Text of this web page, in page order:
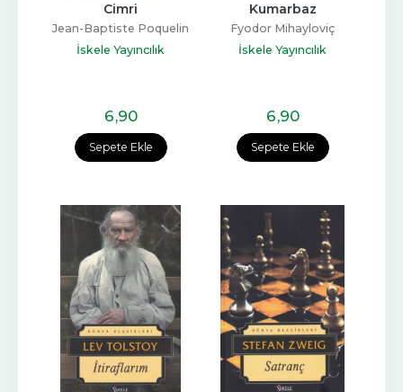
Sepete Ekle
Cimri
Jean-Baptiste Poquelin
Moliere
İskele Yayıncılık
6,90
Sepete Ekle
Kumarbaz
Fyodor Mihayloviç
Dostoyevski
İskele Yayıncılık
6,90